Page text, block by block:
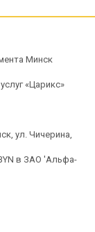
Минск
«Царикс»
ул. Чичерина,
в ЗАО 'Альфа-